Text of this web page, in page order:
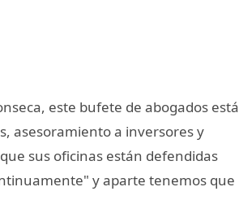
este bufete de abogados está
asesoramiento a inversores y
sus oficinas están defendidas
y aparte tenemos que